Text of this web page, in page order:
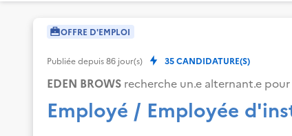
OFFRE D'EMPLOI
Publiée depuis86 jour(s) 35CANDIDATURE(S)
EDEN BROWS recherche un.e alternant.e
Employé / Employée